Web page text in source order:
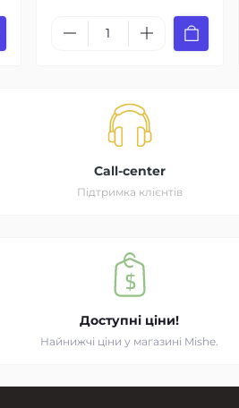
Call-center
Підтримка клієнтів
Доступні ціни!
Найнижчі ціни у магазині Mishe.